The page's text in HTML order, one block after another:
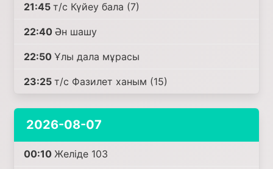
21:45 т/с Күйеу бала (7)
22:40 Ән шашу
22:50 Ұлы дала мұрасы
23:25 т/с Фазилет ханым (15)
2026-08-07
00:10 Желіде 103